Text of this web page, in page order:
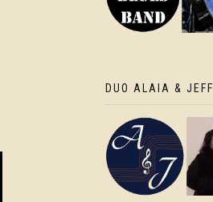
DUO ALAIA & JEFF